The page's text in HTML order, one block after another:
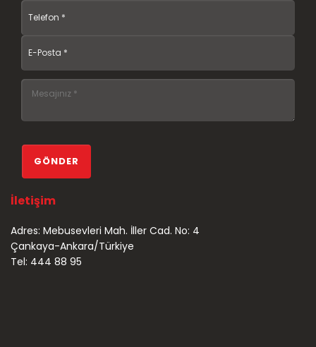
İletişim
Adres: Mebusevleri Mah. İller Cad. No: 4
Çankaya-Ankara/Türkiye
Tel: 444 88 95